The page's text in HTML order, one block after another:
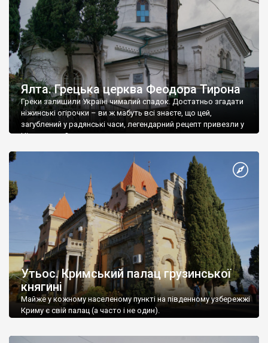
Ялта. Грецька церква Феодора Тирона
Греки залишили Україні чималий спадок. Достатньо згадати
ніжинські огірочки – ви ж мабуть всі знаєте, що цей,
загублений у радянські часи, легендарний рецепт привезли у
Ніжин греки?
Утьос. Кримський палац грузинської
княгині
Майже у кожному населеному пункті на південному узбережжі
Криму є свій палац (а часто і не один).